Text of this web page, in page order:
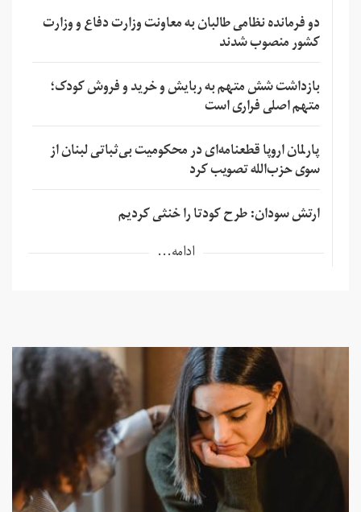
دو فرمانده نظامی طالبان به معاونت وزارت دفاع و وزارت
کشور منصوب شدند
بازداشت شش متهم به ربایش و خرید و فروش کودک؛
متهم اصلی فراری است
پارلمان اروپا قطعنامه‌ای در محکومیت بی‌ثباتی لبنان از
سوی حزب‌الله تصویب کرد
ارتش سودان: طرح کودتا را خنثی کردیم
ادامه...